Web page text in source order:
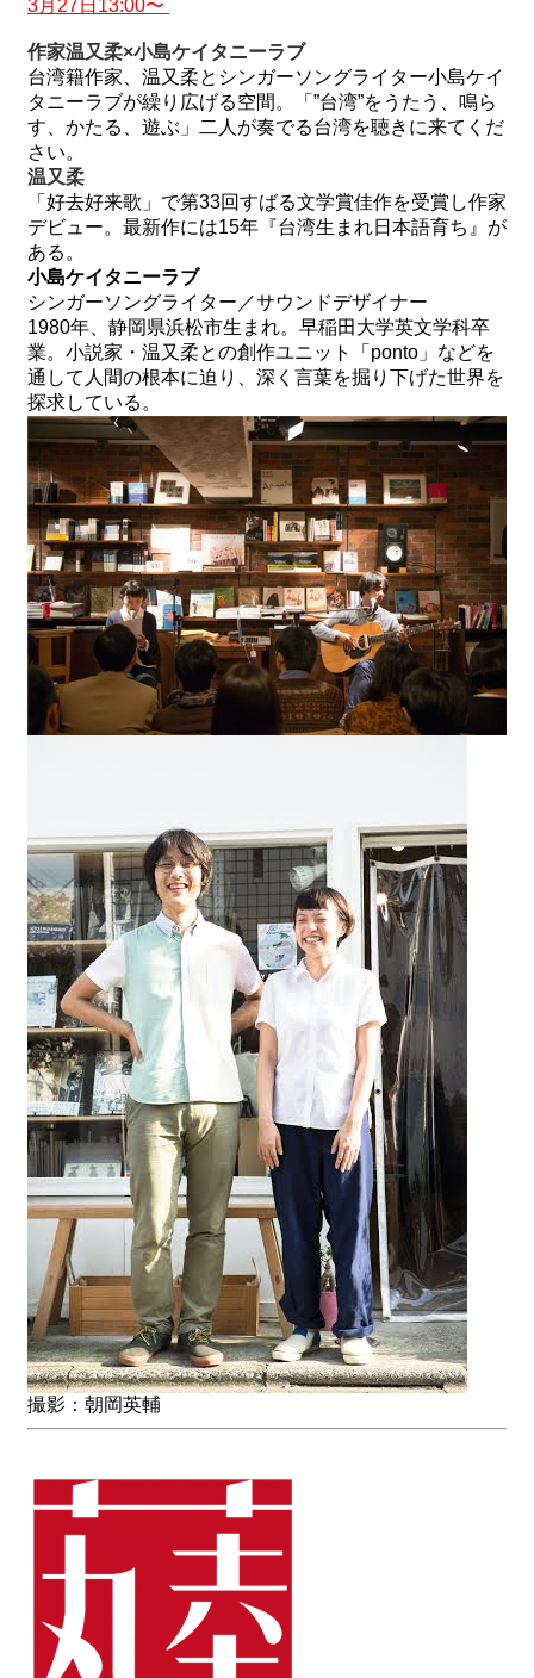
3月 27 日 13:00〜
作家温又柔×小島ケイタニーラブ
台湾籍作家、温又柔とシンガーソングライター小島ケイ
タニーラブが繰り広げる空間。「”台湾”をうたう、鳴ら
す、かたる、遊ぶ」二人が奏でる台湾を聴きに来てくだ
さい。
温又柔
「好去好来歌」で第33回すばる文学賞佳作を受賞し作家
デビュー。最新作には15年『台湾生まれ日本語育ち』が
ある。
小島ケイタニーラブ
シンガーソングライター／サウンドデザイナー
1980年、静岡県浜松市生まれ。 早稲田大学英文学科卒
業。 小説家・温又柔との創作ユニット「 ponto 」などを
通して人間の根本に迫り、深く言葉を掘り下げた世界を
探求している。
撮影：朝岡英輔